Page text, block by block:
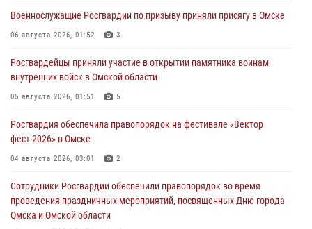
Военнослужащие Росгвардии по призыву приняли присягу в Омске
06 августа 2026, 01:52 3
Росгвардейцы приняли участие в открытии памятника воинам
внутренних войск в Омской области
05 августа 2026, 01:51 5
Росгвардия обеспечила правопорядок на фестивале «Вектор
фест-2026» в Омске
04 августа 2026, 03:01 2
Сотрудники Росгвардии обеспечили правопорядок во время
проведения праздничных мероприятий, посвященных Дню города
Омска и Омской области